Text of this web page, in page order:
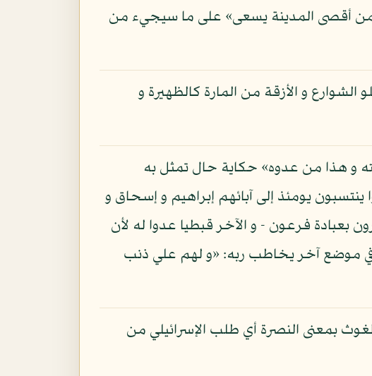
من أقصى المدينة يسعى» على ما سيجيء من
و الأزقة من المارة كالظهيرة و
و هذا من عدوه» حكاية حال تمثل به
ينتسبون يومئذ إلى آبائهم إبراهيم و إسحاق و
بعبادة فرعون - و الآخر قبطيا عدوا له لأن
في موضع آخر يخاطب ربه: «و لهم علي ذنب
بمعنى النصرة أي طلب الإسرائيلي من